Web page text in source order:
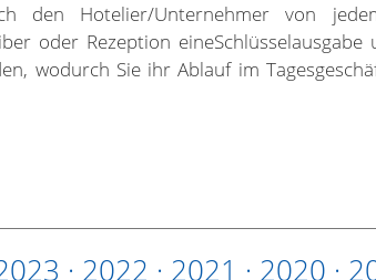
den Hotelier/Unternehmer von
oder Rezeption
wodurch Sie ihr Ablauf im
· 2022 · 2021 · 2020 ·